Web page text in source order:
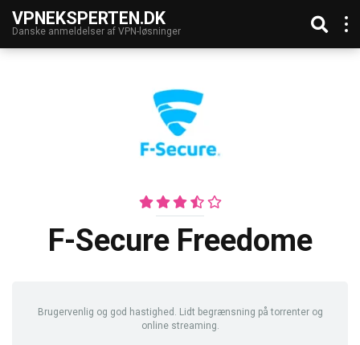
VPNEKSPERTEN.DK
Danske anmeldelser af VPN-løsninger
F-Secure Freedome
Brugervenlig og god hastighed. Lidt begrænsning på torrenter og
online streaming.